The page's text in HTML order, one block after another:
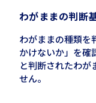
わがままの判断
わがままの種類を
かけないか」を確
と判断されたわが
せん。